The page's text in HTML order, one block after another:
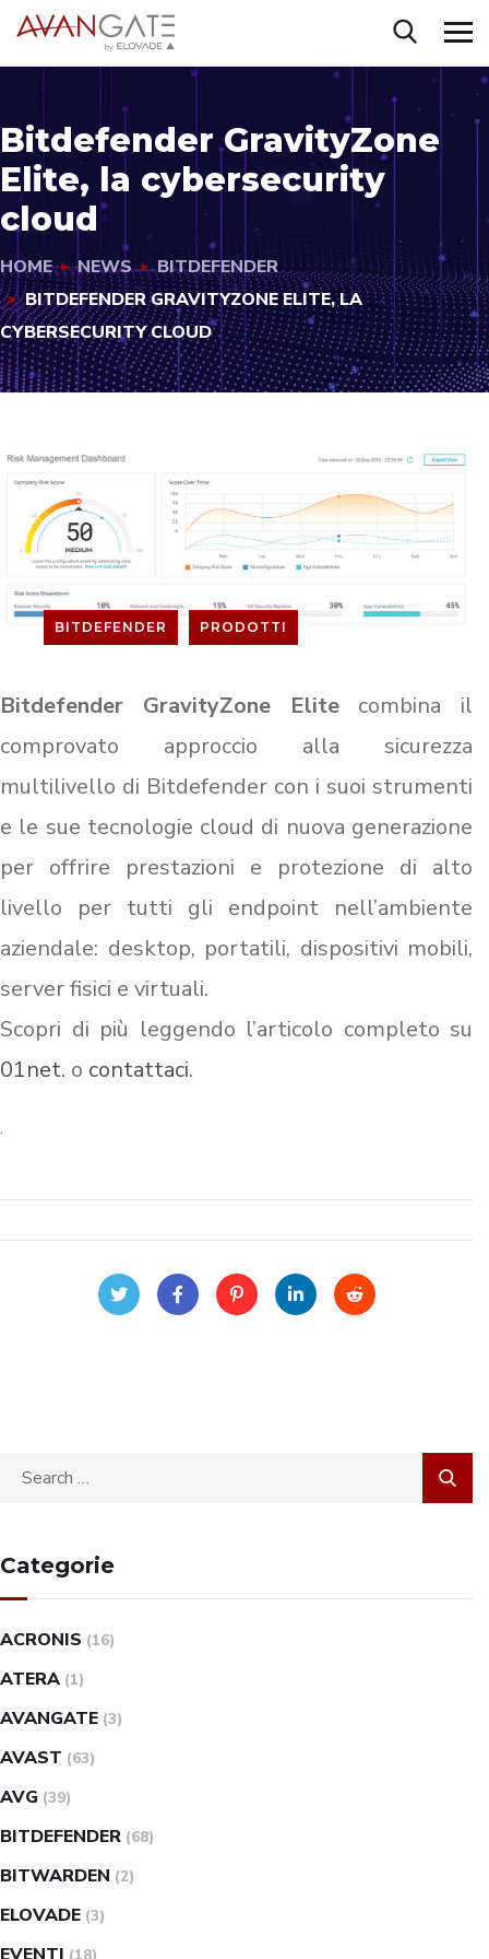
Bitdefender GravityZone
Elite, la cybersecurity
cloud
HOME NEWS
BITDEFENDER
BITDEFENDER GRAVITYZONE ELITE, LA
CYBERSECURITY CLOUD
BITDEFENDER PRODOTTI
Bitdefender GravityZone Elitecombina il
comprovato approccio alla sicurezza
multilivello di Bitdefender con i suoi strumenti
e le sue tecnologie cloud di nuova generazione
per offrire prestazioni e protezione di alto
livello per tutti gli endpoint nell’ambiente
aziendale: desktop, portatili, dispositivi mobili,
server fisici e virtuali.
Scopri di più leggendo l’articolo completo su
01net. o contattaci.
.
Categorie
ACRONIS (16)
ATERA (1)
AVANGATE (3)
AVAST (63)
AVG (39)
BITDEFENDER (68)
BITWARDEN (2)
ELOVADE (3)